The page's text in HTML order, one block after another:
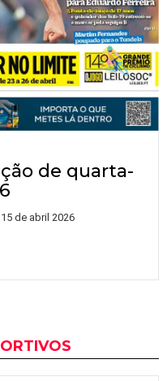
de quarta-
de abril 2026